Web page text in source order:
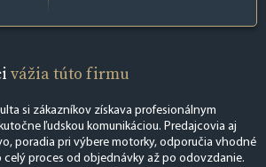
vážia túto firmu
si zákazníkov získava profesionálnym
ľudskou komunikáciou. Predajcovia aj
poradia pri výbere motorky, odporučia vhodné
celý proces od objednávky až po odovzdanie.